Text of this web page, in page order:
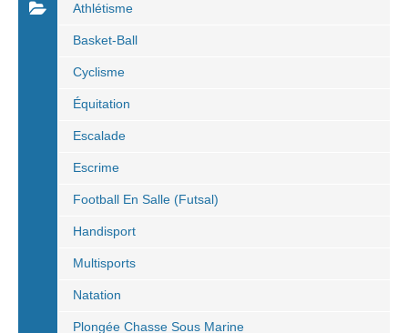
Athlétisme
Basket-Ball
Cyclisme
Équitation
Escalade
Escrime
Football En Salle (Futsal)
Handisport
Multisports
Natation
Plongée Chasse Sous Marine